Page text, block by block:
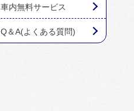
車内無料サービス
Q＆A(よくある質問)